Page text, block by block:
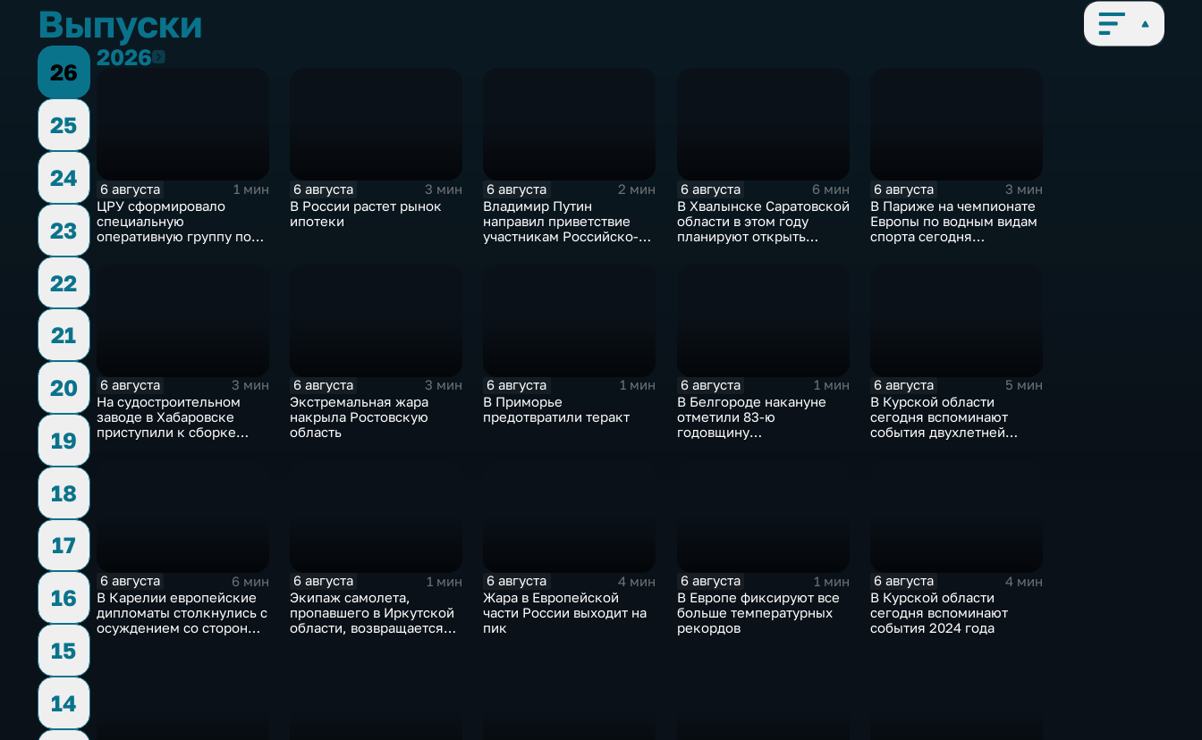
Выпуски
26
25
24
23
22
21
20
19
18
17
16
15
14
20262026
6 августа
1 мин
ЦРУ сформировало
специальную
оперативную группу по
6 августа
3 мин
В России растет рынок
ипотеки
6 августа
2 мин
Владимир Путин
направил приветствие
участникам Российско-
6 августа
6 мин
В Хвалынске Саратовской
области в этом году
планируют открыть
6 августа
3 мин
В Париже на чемпионате
Европы по водным видам
спорта сегодня
6 августа
3 мин
На судостроительном
заводе в Хабаровске
приступили к сборке
6 августа
3 мин
Экстремальная жара
накрыла Ростовскую
область
6 августа
1 мин
В Приморье
предотвратили теракт
6 августа
1 мин
В Белгороде накануне
отметили 83-ю
годовщину
6 августа
5 мин
В Курской области
сегодня вспоминают
события двухлетней
6 августа
6 мин
В Карелии европейские
дипломаты столкнулись с
осуждением со стороны
6 августа
1 мин
Экипаж самолета,
пропавшего в Иркутской
области, возвращается
6 августа
4 мин
Жара в Европейской
части России выходит на
пик
6 августа
1 мин
В Европе фиксируют все
больше температурных
рекордов
6 августа
4 мин
В Курской области
сегодня вспоминают
события 2024 года